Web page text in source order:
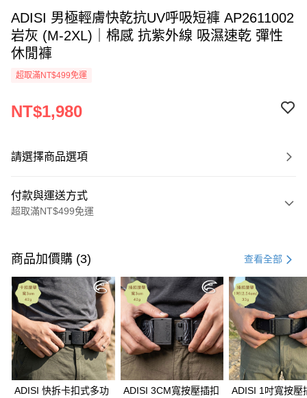
ADISI 男極輕膚快乾抗UV呼吸短褲 AP2611002
岩灰 (M-2XL)｜棉感 抗紫外線 吸濕速乾 彈性
休閒褲
超取滿NT$499免運
NT$1,980
請選擇商品選項
付款與運送方式
超取滿NT$499免運
信用卡一次付款
超商取貨付款
LINE Pay
Apple Pay
街口支付
悠遊付
商品加價購 (3) 查看全部
ADISI 快拆卡扣式多功
ADISI 3CM寬按壓插扣
ADISI 1吋寬按壓